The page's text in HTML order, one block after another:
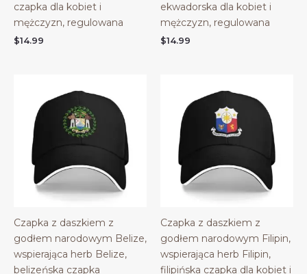
czapka dla kobiet i
mężczyzn, regulowana
$14.99
ekwadorska dla kobiet i
mężczyzn, regulowana
$14.99
Czapka z daszkiem z
godłem narodowym Belize,
wspierająca herb Belize,
belizeńska czapka
Czapka z daszkiem z
godłem narodowym Filipin,
wspierająca herb Filipin,
filipińska czapka dla kobiet i